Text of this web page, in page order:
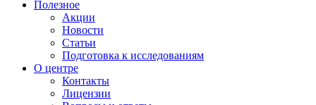
Полезное
Акции
Новости
Статьи
Подготовка к исследованиям
О центре
Контакты
Лицензии